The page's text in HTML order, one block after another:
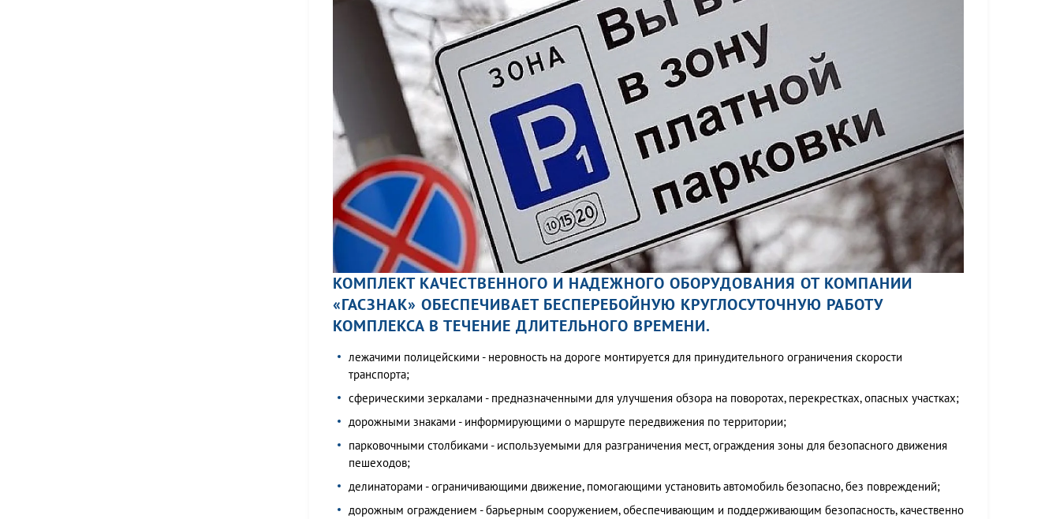
КОМПЛЕКТ КАЧЕСТВЕННОГО И НАДЕЖНОГО ОБОРУДОВАНИЯ ОТ КОМПАНИИ
«ГАСЗНАК» ОБЕСПЕЧИВАЕТ БЕСПЕРЕБОЙНУЮ КРУГЛОСУТОЧНУЮ РАБОТУ
КОМПЛЕКСА В ТЕЧЕНИЕ ДЛИТЕЛЬНОГО ВРЕМЕНИ.
лежачими полицейскими - неровность на дороге монтируется для принудительного ограничения скорости
транспорта;
сферическими зеркалами - предназначенными для улучшения обзора на поворотах, перекрестках, опасных участках;
дорожными знаками - информирующими о маршруте передвижения по территории;
парковочными столбиками - используемыми для разграничения мест, ограждения зоны для безопасного движения
пешеходов;
делинаторами - ограничивающими движение, помогающими установить автомобиль безопасно, без повреждений;
дорожным ограждением - барьерным сооружением, обеспечивающим и поддерживающим безопасность, качественно